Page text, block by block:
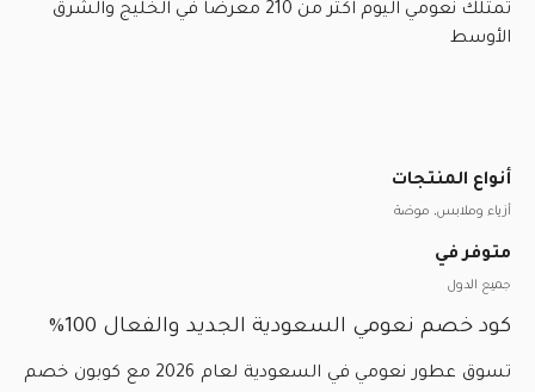
تمتلك نعومي اليوم اكثر من 210 معرضاً في الخليج والشرق
الأوسط
أنواع المنتجات
أزياء وملابس, موضة
متوفر في
جميع الدول
كود خصم نعومي السعودية الجديد والفعال 100%
تسوق عطور نعومي في السعودية لعام 2026 مع كوبون خصم